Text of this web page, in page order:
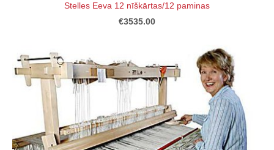
Stelles Eeva 12 nīškārtas/12 paminas
€3535.00